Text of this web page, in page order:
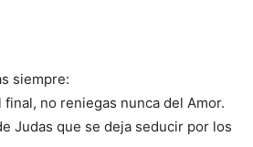
siempre:
no reniegas nunca del Amor.
Judas que se deja seducir por los